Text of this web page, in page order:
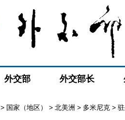
外交部 外交部长
> 国家（地区） > 北美洲 > 多米尼克 >